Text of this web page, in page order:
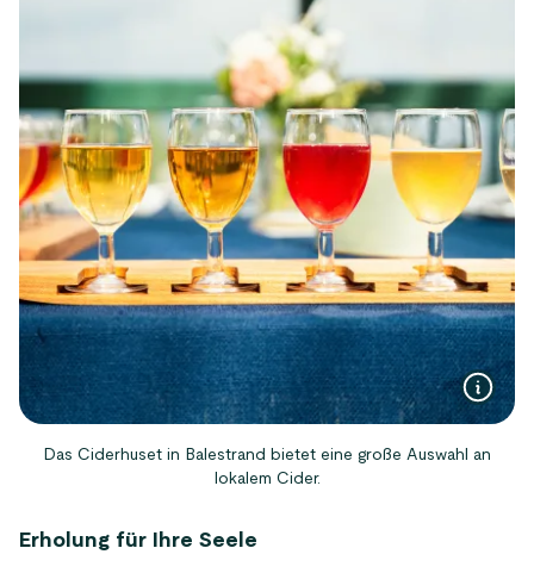
Das Ciderhuset in Balestrand bietet eine große Auswahl an
lokalem Cider.
Erholung für Ihre Seele